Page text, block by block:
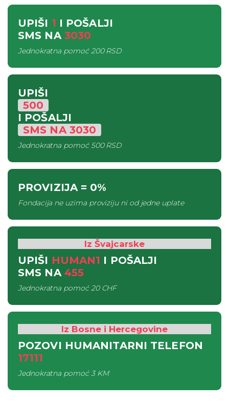
UPIŠI 1 I POŠALJI
SMS NA 3030
Jednokratna pomoć200 RSD
UPIŠI
500
I POŠALJI
SMS NA3030
Jednokratna pomoć500 RSD
PROVIZIJA= 0%
Fondacija ne uzima proviziju ni od jedne uplate
Iz Švajcarske
UPIŠI HUMAN1 I POŠALJI
SMS NA 455
Jednokratna pomoć20 CHF
Iz Bosne i Hercegovine
POZOVI HUMANITARNI TELEFON
17111
Jednokratna pomoć3 KM